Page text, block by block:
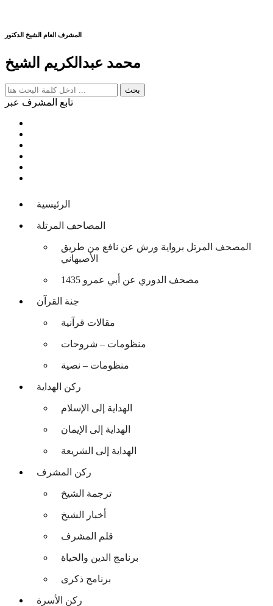
المشرف العام الشيخ الدكتور
محمد عبدالكريم الشيخ
تابع المشرف عبر
الرئيسية
المصاحف المرتلة
المصحف المرتل برواية ورش عن نافع من طريق
الأصبهاني
مصحف الدوري عن أبي عمرو 1435
جنة القرآن
مقالات قرآنية
منظومات – شروحات
منظومات – نصية
ركن الهداية
الهداية إلى الإسلام
الهداية إلى الإيمان
الهداية إلى الشريعة
ركن المشرف
ترجمة الشيخ
أخبار الشيخ
قلم المشرف
برنامج الدين والحياة
برنامج ذكرى
ركن الأسرة